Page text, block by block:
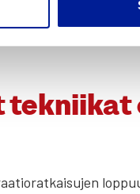
Uusiu­tu­va